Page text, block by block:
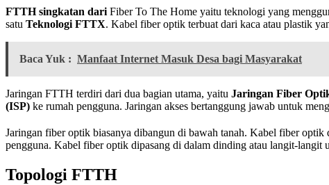
FTTH singkatan dari Fiber To The Home yaitu teknologi yang
satu Teknologi FTTX. Kabel fiber optik terbuat dari kaca atau plastik
Baca Yuk : Manfaat Internet Masuk Desa bagi Masyarakat
Jaringan FTTH terdiri dari dua bagian utama, yaitu Jaringan Fiber
(ISP) ke rumah pengguna. Jaringan akses bertanggung jawab untuk
Jaringan fiber optik biasanya dibangun di bawah tanah. Kabel fiber
pengguna. Kabel fiber optik dipasang di dalam dinding atau langit-
Topologi FTTH